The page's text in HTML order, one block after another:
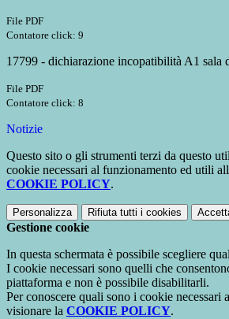
File PDF
Contatore click: 9
17799 - dichiarazione incopatibilità A1 sala
File PDF
Contatore click: 8
Notizie
Questo sito o gli strumenti terzi da questo
cookie necessari al funzionamento ed utili
COOKIE POLICY.
Personalizza Rifiuta tutti i cookies
Gestione cookie
In questa schermata è possibile scegliere
I cookie necessari sono quelli che
piattaforma e non è possibile disabilitarli.
Per conoscere quali sono i cookie necessari
visionare la COOKIE POLICY.